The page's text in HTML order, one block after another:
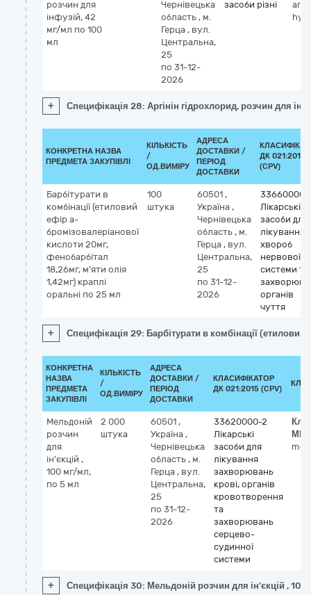
розчин для
інфузій, 42
мг/мл по 100
мл
Чернівецька
область , м.
Герца , вул.
Центральна,
25
по 31-12-
2026
засоби різні
+ Специфікація 28: Аргінін гідрохлорид, розчин для
КОНКРЕТНА НАЗВА
ПРЕДМЕТА ЗАКУПІВЛІ
КІЛЬКІСТЬ
/
ОД.ВИМІРУ
АДРЕСА
ДОСТАВКИ /
ПЕРІОД
ДОСТАВКИ
ДК 021:2015
(CPV)
Барбітурати в
комбінації (етиловий
ефір a-
бромізовалеріанової
кислоти 20мг,
фенобарбітал
18,26мг, м'яти олія
1,42мг) краплі
оральні по 25 мл
100
штука
60501 ,
Україна ,
Чернівецька
область , м.
Герца , вул.
Центральна,
25
по 31-12-
2026
33660000-
Лікарські
засоби для
лікування
хвороб
нервової
системи та
органів
чуття
+ Специфікація 29: Барбітурати в комбінації
КОНКРЕТНА
НАЗВА
ПРЕДМЕТА
ЗАКУПІВЛІ
КІЛЬКІСТЬ
/
ОД.ВИМІРУ
АДРЕСА
ДОСТАВКИ /
ПЕРІОД
ДОСТАВКИ
КЛАСИФІКАТОР
ДК 021:2015 (CPV)
Мельдоній
розчин
для
ін'єкцій ,
100 мг/мл,
по 5 мл
2 000
штука
60501 ,
Україна ,
Чернівецька
область , м.
Герца , вул.
Центральна,
25
по 31-12-
2026
33620000-2
Лікарські
засоби для
лікування
захворювань
крові, органів
кровотворення
та
захворювань
серцево-
судинної
системи
МНН
+ Специфікація 30: Мельдоній розчин для ін'єкцій ,